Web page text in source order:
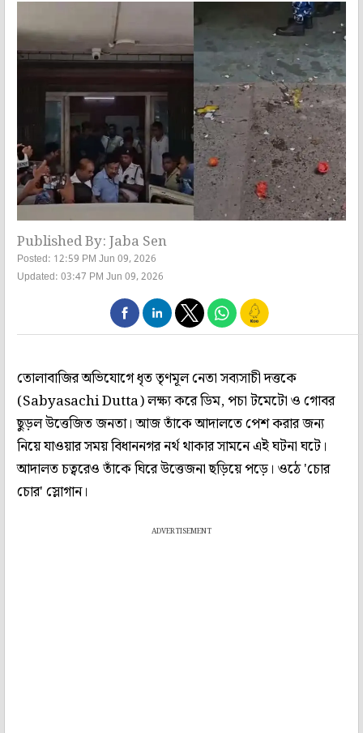
Published By: Jaba Sen
Posted: 12:59 PM Jun 09, 2026
Updated: 03:47 PM Jun 09, 2026
তোলাবাজির অভিযোগে ধৃত তৃণমূল নেতা সব্যসাচী দত্তকে
(Sabyasachi Dutta) লক্ষ্য করে ডিম, পচা টমেটো ও গোবর
ছুড়ল উত্তেজিত জনতা। আজ তাঁকে আদালতে পেশ করার জন্য
নিয়ে যাওয়ার সময় বিধাননগর নর্থ থাকার সামনে এই ঘটনা ঘটে।
আদালত চত্বরেও তাঁকে ঘিরে উত্তেজনা ছড়িয়ে পড়ে। ওঠে 'চোর
চোর' স্লোগান।
ADVERTISEMENT